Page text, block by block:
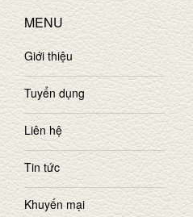
MENU
Giới thiệu
Tuyển dụng
Liên hệ
Tin tức
Khuyến mại